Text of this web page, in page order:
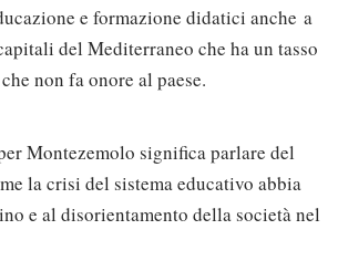
e formazione didatici anche a
del Mediterraneo che ha un tasso
non fa onore al paese.
Montezemolo significa parlare del
la crisi del sistema educativo abbia
e al disorientamento della società nel